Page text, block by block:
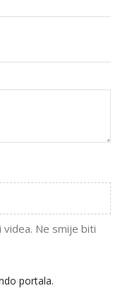
Ne smije biti
portala.